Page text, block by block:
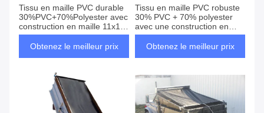
Tissu en maille PVC durable
30%PVC+70%Polyester avec
construction en maille 11x11
et épaisseur de 0,3-0,5 mm
pour une utilisation en
Obtenez le meilleur prix
Tissu en maille PVC robuste
30% PVC + 70% polyester
avec une construction en
maille 11x11 et une
épaisseur de 0,3-0,5 mm
Obtenez le meilleur prix